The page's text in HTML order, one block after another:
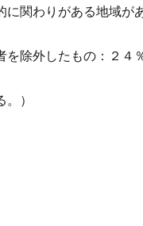
関わりがある地域が
を除外したもの：２４
）